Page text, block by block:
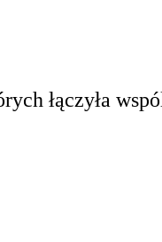
łączyła